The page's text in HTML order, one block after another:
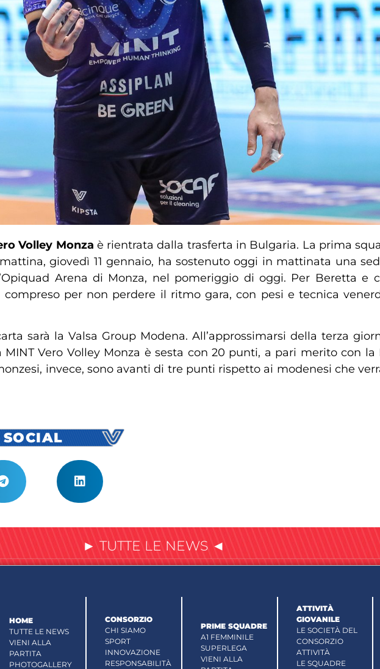
Volley Monza è rientrata dalla trasferta in Bulgaria. La prima
giovedì 11 gennaio, ha sostenuto oggi in mattinata una
Arena di Monza, nel pomeriggio di oggi. Per Beretta e
per non perdere il ritmo gara, con pesi e tecnica
sarà la Valsa Group Modena. All’approssimarsi della terza
MINT Vero Volley Monza è sesta con 20 punti, a pari merito con
invece, sono avanti di tre punti rispetto ai modenesi che
► TUTTE LE NEWS ◄
HOME
TUTTE LE NEWS
VIENI ALLA
PARTITA
PHOTOGALLERY
CONSORZIO
CHI SIAMO
SPORT
INNOVAZIONE
RESPONSABILITÀ
PRIME SQUADRE
A1 FEMMINILE
SUPERLEGA
VIENI ALLA
ATTIVITÀ
GIOVANILE
LE SOCIETÀ DEL
CONSORZIO
ATTIVITÀ
LE SQUADRE